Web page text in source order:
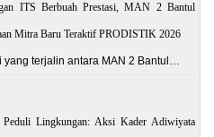
ITS Berbuah Prestasi, MAN 2 Bantul
Mitra Baru Teraktif PRODISTIK 2026
yang terjalin antara MAN 2 Bantul…
Peduli Lingkungan: Aksi Kader Adiwiyata